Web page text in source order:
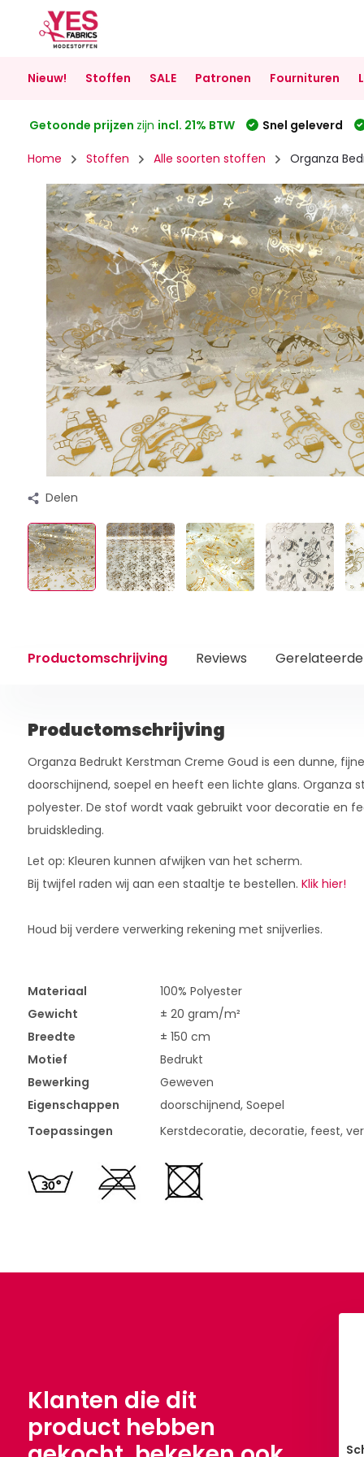
Nieuw! Stoffen SALE Patronen Fournituren
Getoonde prijzen zijn incl. 21% BTW Snel geleverd
Home Stoffen Alle soorten stoffen Organza
Delen
Productomschrijving Reviews
Productomschrijving
Organza Bedrukt Kerstman Creme Goud is een dunne,
doorschijnend, soepel en heeft een lichte glans. Organza
polyester. De stof wordt vaak gebruikt voor decoratie en
bruidskleding.
Let op: Kleuren kunnen afwijken van het scherm.
Bij twijfel raden wij aan een staaltje te bestellen. Klik hier!
Houd bij verdere verwerking rekening met snijverlies.
Materiaal
100% Polyester
Gewicht
± 20 gram/m²
Breedte
± 150 cm
Motief
Bedrukt
Bewerking
Geweven
Eigenschappen
doorschijnend, Soepel
Toepassingen
Kerstdecoratie, decoratie, feest,
Klanten die dit
product hebben
Two-Tone Rood-
Organza Two-Tone Groen-